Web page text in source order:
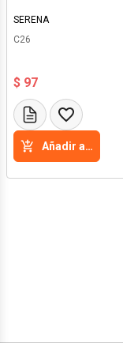
SERENA
C26
$ 97
Añadir a la cesta